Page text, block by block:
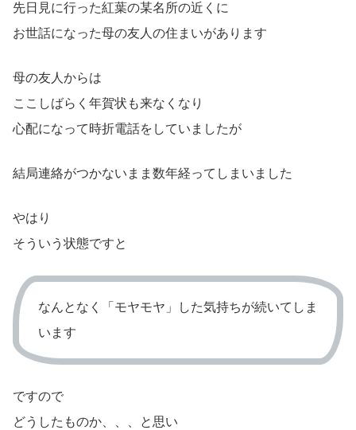
先日見に行った紅葉の某名所の近くに
お世話になった母の友人の住まいがあります
母の友人からは
ここしばらく年賀状も来なくなり
心配になって時折電話をしていましたが
結局連絡がつかないまま数年経ってしまいました
やはり
そういう状態ですと
なんとなく「モヤモヤ」した気持ちが続いてしま
います
ですので
どうしたものか、、、と思い